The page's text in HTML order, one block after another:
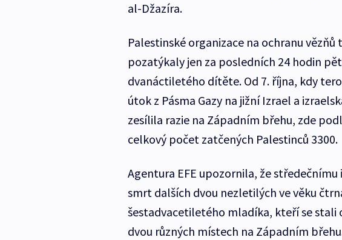
al-Džazíra.
Palestinské organizace na ochranu
pozatýkaly jen za posledních 24 hodin
dvanáctiletého dítěte. Od 7. října, kdy
útok z Pásma Gazy na jižní Izrael a
zesílila razie na Západním břehu, zde
celkový počet zatčených Palestinců 3300.
Agentura EFE upozornila, že
smrt dalších dvou nezletilých ve věku
šestadvacetiletého mladíka, kteří se stali
dvou různých místech na Západním